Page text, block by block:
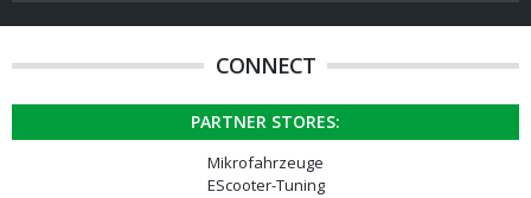
CONNECT
PARTNER STORES:
Mikrofahrzeuge
EScooter-Tuning